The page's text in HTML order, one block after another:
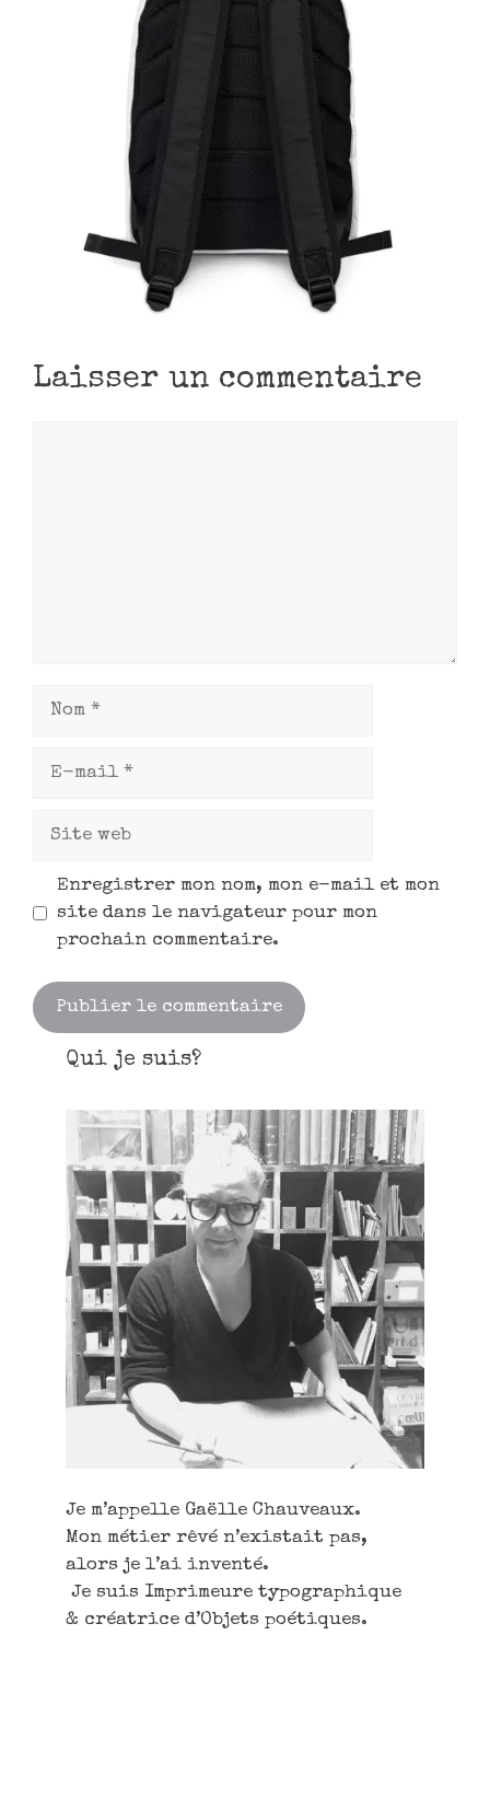
Laisser un commentaire
Enregistrer mon nom, mon e-mail et mon
site dans le navigateur pour mon
prochain commentaire.
Qui je suis?
Je m’appelle Gaëlle Chauveaux.
Mon métier rêvé n’existait pas,
alors je l’ai inventé.
Je suis Imprimeure typographique
& créatrice d’Objets poétiques.